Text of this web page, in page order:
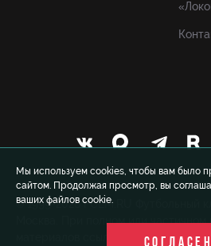
Мы используем cookies, чтобы вам было
сайтом. Продолжая просмотр, вы
ваших файлов cookie.
© 1999-2026 FCLM.RU Футбольный
Москва. При полном или частичном
материалов ссылка на